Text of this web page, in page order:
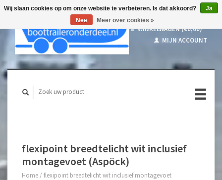
WINKELWAGEN (€0,00)
MIJN ACCOUNT
flexipoint breedtelicht wit inclusief
montagevoet (Aspöck)
Home / flexipoint breedtelicht wit inclusief montagevoet
Wij slaan cookies op om onze website te verbeteren. Is dat akkoord?
Ja
Nee
Meer over cookies »